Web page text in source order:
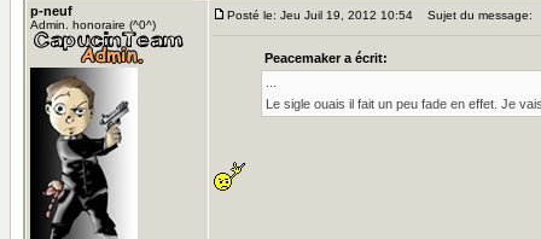
p-neuf
Admin. honoraire (^0^)
Posté le: Jeu Juil 19, 2012 10:54 Sujet du message:
Peacemaker a écrit:
Le sigle ouais il fait un peu fade en effet. Je